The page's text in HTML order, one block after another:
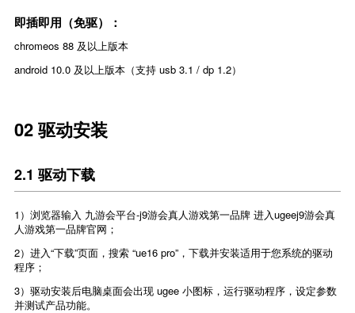
即插即用（免驱）：
chromeos 88 及以上版本
android 10.0 及以上版本（支持 usb 3.1 / dp 1.2）
02 驱动安装
2.1 驱动下载
1）浏览器输入 九游会平台-j9游会真人游戏第一品牌进入ugeej9游会真
人游戏第一品牌官网；
2）进入“下载”页面，搜索 “ue16 pro”，下载并安装适用于您系统的驱动
程序；
3）驱动安装后电脑桌面会出现 ugee 小图标，运行驱动程序，设定参数
并测试产品功能。